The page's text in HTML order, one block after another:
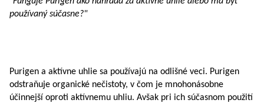
používaný súčasne?"
Purigen a aktívne uhlie sa používajú na odlišné veci. Purigen
odstraňuje organické nečistoty, v čom je mnohonásobne
účinnejší oproti aktívnemu uhliu. Avšak pri ich súčasnom použití